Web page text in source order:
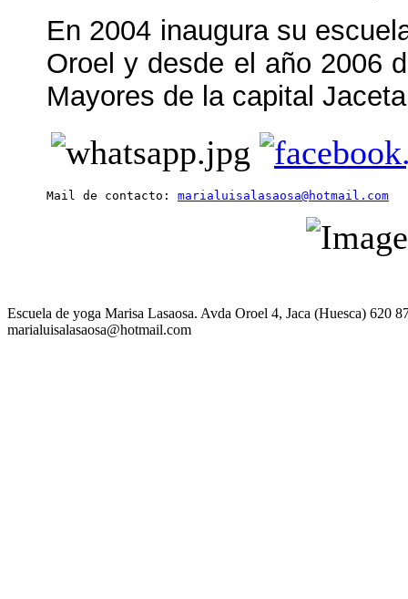
En 2004 inaugura su
Oroel y desde el año 2006
Mayores de la capital
Mail de contacto: marialuisalasaosa@hotmail.com
Escuela de yoga Marisa Lasaosa. Avda Oroel 4, Jaca (Huesca) 620
marialuisalasaosa@hotmail.com